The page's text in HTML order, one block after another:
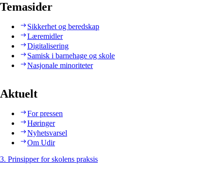
Temasider
Sikkerhet og beredskap
Læremidler
Digitalisering
Samisk i barnehage og skole
Nasjonale minoriteter
Aktuelt
For pressen
Høringer
Nyhetsvarsel
Om Udir
3. Prinsipper for skolens praksis